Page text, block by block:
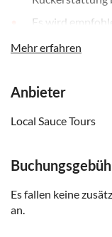
Es wird
für alle
Mandarin-
nach der
den örtlichen
Mehr erfahren
Anbieter
Local Sauce Tours
Es fallen keine
an.